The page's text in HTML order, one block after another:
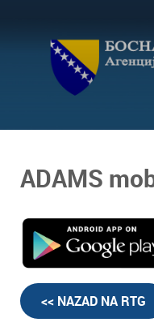
ADAMS
<< NAZAD NA RTG